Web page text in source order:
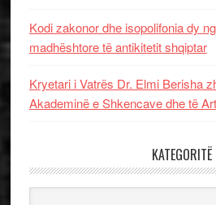
Kodi zakonor dhe isopolifonia dy
madhështore të antikitetit shqiptar
Kryetari i Vatrës Dr. Elmi Berisha
Akademinë e Shkencave dhe të
KATEGORITË